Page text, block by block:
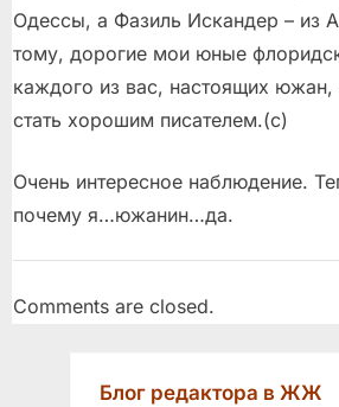
Одессы, а Фазиль Искандер – из
тому, дорогие мои юные
каждого из вас, настоящих южан,
стать хорошим писателем.(c)
Очень интересное наблюдение.
почему я…южанин…да.
Comments are closed.
Блог редактора в ЖЖ